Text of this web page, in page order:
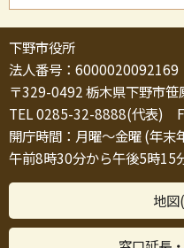
下野市役所
法人番号：6000020092169
〒329-0492 栃木県下野市笹
TEL 0285-32-8888(代表)
開庁時間：月曜～金曜 (年末
午前8時30分から午後5時15
地図